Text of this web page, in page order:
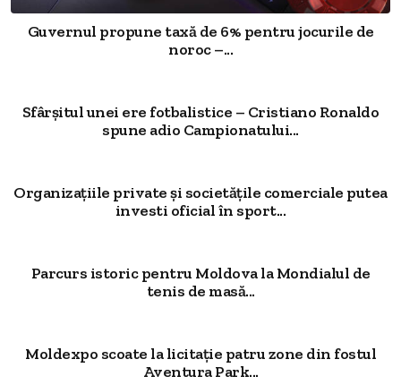
Guvernul propune taxă de 6% pentru jocurile de
noroc –...
Sfârșitul unei ere fotbalistice – Cristiano Ronaldo
spune adio Campionatului...
Organizațiile private și societățile comerciale putea
investi oficial în sport...
Parcurs istoric pentru Moldova la Mondialul de
tenis de masă...
Moldexpo scoate la licitație patru zone din fostul
Aventura Park...